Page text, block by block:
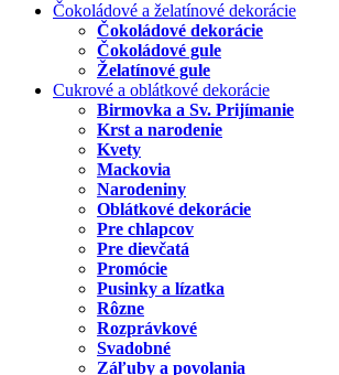
Čokoládové a želatínové dekorácie
Čokoládové dekorácie
Čokoládové gule
Želatínové gule
Cukrové a oblátkové dekorácie
Birmovka a Sv. Prijímanie
Krst a narodenie
Kvety
Mackovia
Narodeniny
Oblátkové dekorácie
Pre chlapcov
Pre dievčatá
Promócie
Pusinky a lízatka
Rôzne
Rozprávkové
Svadobné
Záľuby a povolania